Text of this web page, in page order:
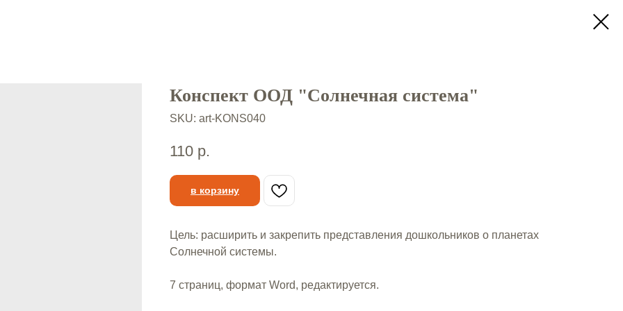
Конспект ООД "Солнечная система"
SKU: art-KONS040
110 р.
в корзину
Цель: расширить и закрепить представления дошкольников о планетах
Солнечной системы.
7 страниц, формат Word, редактируется.